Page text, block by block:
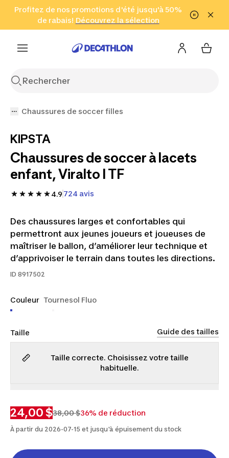
Aller à la recherche Aller au contenu Aller au pied de
Profitez de nos promotions d'été jusqu'à 50%
de rabais! Découvrez la sélection
Cliquez ici
en seulement 2 h!
(Zones sélectionnées)
Chaussures de soccer filles
KIPSTA
Chaussures de soccer à lacets
enfant, Viralto I TF
4.9 724 avis
Des chaussures larges et confortables qui
permettront aux jeunes joueurs et joueuses de
maîtriser le ballon, d’améliorer leur technique et
d’apprivoiser le terrain dans toutes les directions.
ID 8917502
Couleur Tournesol Fluo
Taille Guide des tailles
Taille correcte. Choisissez votre taille
habituelle.
24,00 $38,00 $36% de réduction
À partir du 2026-07-15 et jusqu'à épuisement du stock